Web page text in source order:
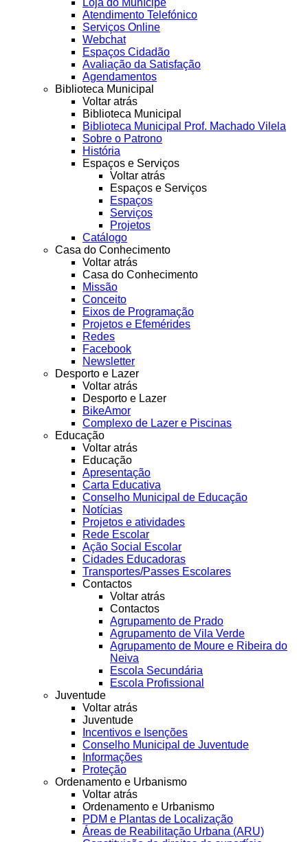
Atendimento Telefónico
Serviços Online
Webchat
Espaços Cidadão
Avaliação da Satisfação
Agendamentos
Biblioteca Municipal
Voltar atrás
Biblioteca Municipal
Biblioteca Municipal Prof. Machado Vilela
Sobre o Patrono
História
Espaços e Serviços
Voltar atrás
Espaços e Serviços
Espaços
Serviços
Projetos
Catálogo
Casa do Conhecimento
Voltar atrás
Casa do Conhecimento
Missão
Conceito
Eixos de Programação
Projetos e Efemérides
Redes
Facebook
Newsletter
Desporto e Lazer
Voltar atrás
Desporto e Lazer
BikeAmor
Complexo de Lazer e Piscinas
Educação
Voltar atrás
Educação
Apresentação
Carta Educativa
Conselho Municipal de Educação
Notícias
Projetos e atividades
Rede Escolar
Ação Social Escolar
Cidades Educadoras
Transportes/Passes Escolares
Contactos
Voltar atrás
Contactos
Agrupamento de Prado
Agrupamento de Vila Verde
Agrupamento de Moure e Ribeira do
Neiva
Escola Secundária
Escola Profissional
Juventude
Voltar atrás
Juventude
Incentivos e Isenções
Conselho Municipal de Juventude
Informações
Proteção
Ordenamento e Urbanismo
Voltar atrás
Ordenamento e Urbanismo
PDM e Plantas de Localização
Áreas de Reabilitação Urbana (ARU)